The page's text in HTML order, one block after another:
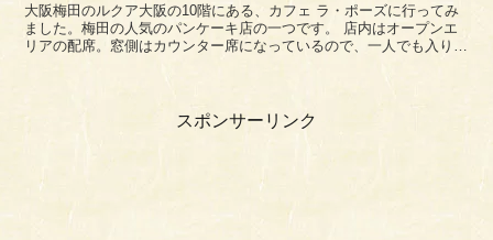
大阪梅田のルクア大阪の10階にある、カフェ ラ・ポーズに行ってみ
ました。梅田の人気のパンケーキ店の一つです。 店内はオープンエ
リアの配席。窓側はカウンター席になっているので、一人でも入りや
スポンサーリンク